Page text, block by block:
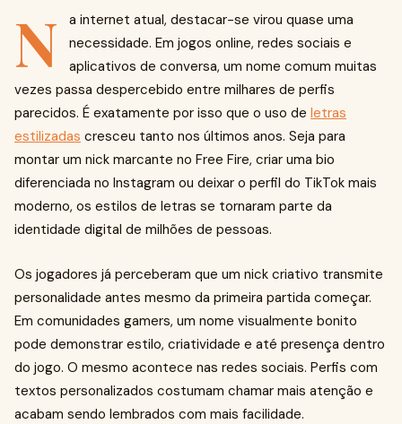
N
a internet atual, destacar-se virou quase uma
necessidade. Em jogos online, redes sociais e
aplicativos de conversa, um nome comum muitas
vezes passa despercebido entre milhares de perfis
parecidos. É exatamente por isso que o uso de letras
estilizadas cresceu tanto nos últimos anos. Seja para
montar um nick marcante no Free Fire, criar uma bio
diferenciada no Instagram ou deixar o perfil do TikTok mais
moderno, os estilos de letras se tornaram parte da
identidade digital de milhões de pessoas.
Os jogadores já perceberam que um nick criativo transmite
personalidade antes mesmo da primeira partida começar.
Em comunidades gamers, um nome visualmente bonito
pode demonstrar estilo, criatividade e até presença dentro
do jogo. O mesmo acontece nas redes sociais. Perfis com
textos personalizados costumam chamar mais atenção e
acabam sendo lembrados com mais facilidade.